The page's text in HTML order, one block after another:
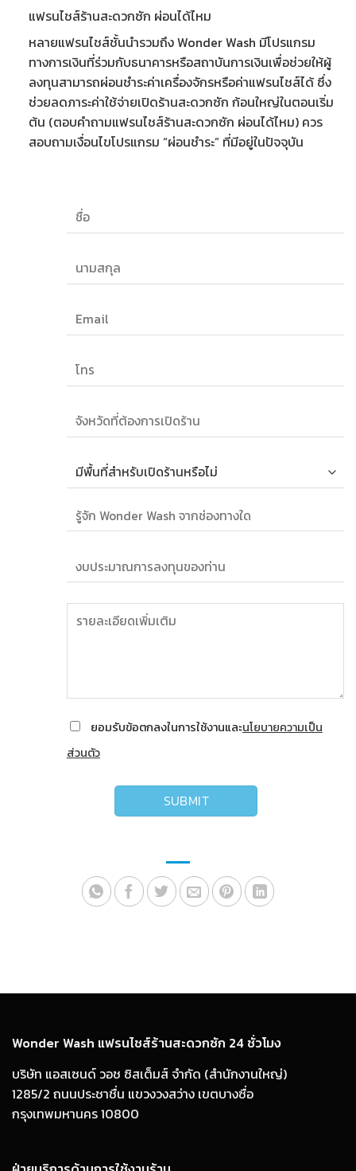
แฟรนไชส์ร้านสะดวกซัก ผ่อนได้ไหม
หลายแฟรนไชส์ชั้นนำรวมถึง Wonder Wash มีโปรแกรม
ทางการเงินที่ร่วมกับธนาคารหรือสถาบันการเงินเพื่อช่วยให้ผู้
ลงทุนสามารถผ่อนชำระค่าเครื่องจักรหรือค่าแฟรนไชส์ได้ ซึ่ง
ช่วยลดภาระค่าใช้จ่ายเปิดร้านสะดวกซัก ก้อนใหญ่ในตอนเริ่ม
ต้น (ตอบคำถามแฟรนไชส์ร้านสะดวกซัก ผ่อนได้ไหม) ควร
สอบถามเงื่อนไขโปรแกรม “ผ่อนชำระ” ที่มีอยู่ในปัจจุบัน
ยอมรับข้อตกลงในการใช้งานและนโยบายความเป็น
ส่วนตัว
Wonder Wash แฟรนไชส์ร้านสะดวกซัก 24 ชั่วโมง
บริษัท แอสเซนด์ วอช ซิสเต็มส์ จำกัด (สำนักงานใหญ่)
1285/2 ถนนประชาชื่น แขวงวงสว่าง เขตบางซื่อ
กรุงเทพมหานคร 10800